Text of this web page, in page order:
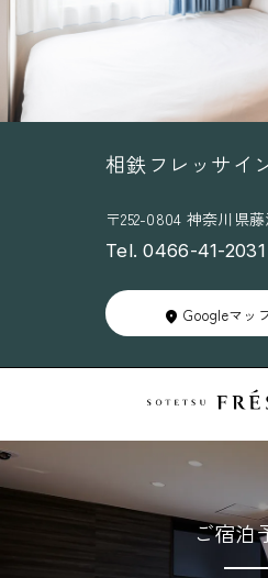
相鉄フレッサイ
〒252-0804 神奈川県
Tel. 0466-41-2031
Googleマッ
ご宿泊